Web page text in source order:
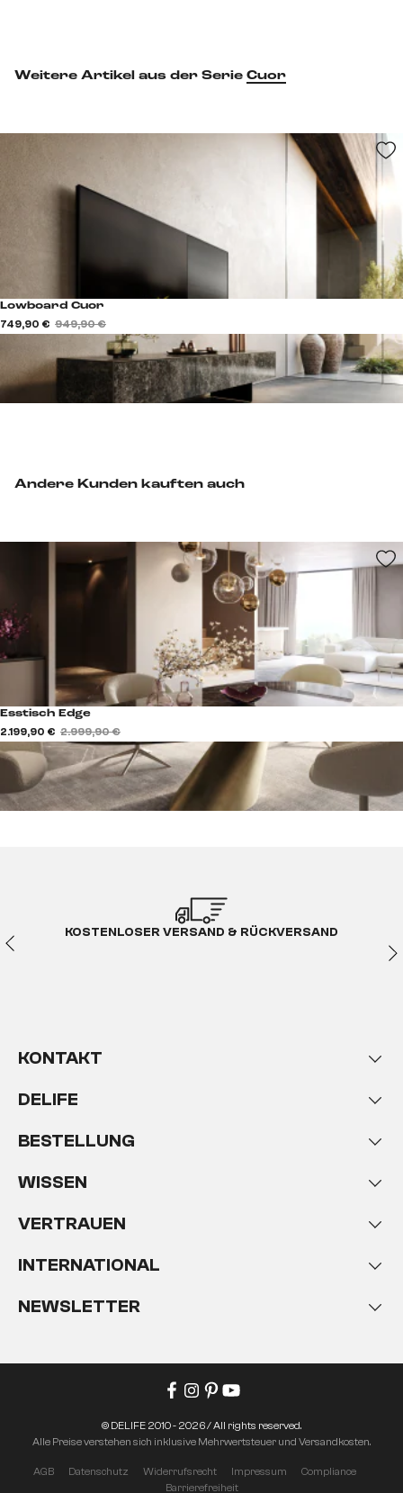
Andere Kunden kauften auch
Esstisch Edge
2.199,90 € 2.999,90 €
Weitere Artikel aus der Serie Cuor
Lowboard Cuor
749,90 € 949,90 €
KOSTENLOSER VERSAND & RÜCKVERSAND
KONTAKT
DELIFE
BESTELLUNG
WISSEN
VERTRAUEN
INTERNATIONAL
NEWSLETTER
AGB Datenschutz Widerrufsrecht Impressum
Compliance
Barrierefreiheit
© DELIFE 2010 - 2026 / All rights reserved.
Alle Preise verstehen sich inklusive Mehrwertsteuer und Versandkosten.